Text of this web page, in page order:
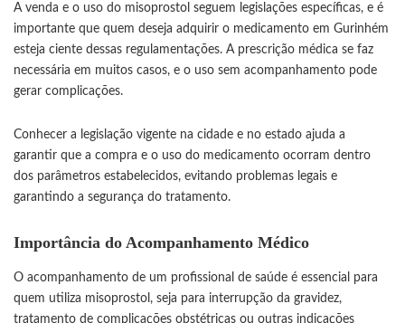
A venda e o uso do misoprostol seguem legislações específicas, e é
importante que quem deseja adquirir o medicamento em Gurinhém
esteja ciente dessas regulamentações. A prescrição médica se faz
necessária em muitos casos, e o uso sem acompanhamento pode
gerar complicações.
Conhecer a legislação vigente na cidade e no estado ajuda a
garantir que a compra e o uso do medicamento ocorram dentro
dos parâmetros estabelecidos, evitando problemas legais e
garantindo a segurança do tratamento.
Importância do Acompanhamento Médico
O acompanhamento de um profissional de saúde é essencial para
quem utiliza misoprostol, seja para interrupção da gravidez,
tratamento de complicações obstétricas ou outras indicações